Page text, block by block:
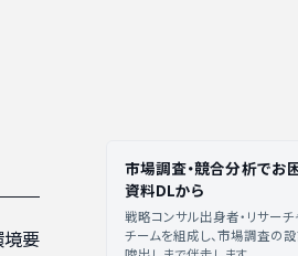
境要
市場調査・競合分析でお困
資料DLから
戦略コンサル出身者・リサー
チームを組成し、市場調査の